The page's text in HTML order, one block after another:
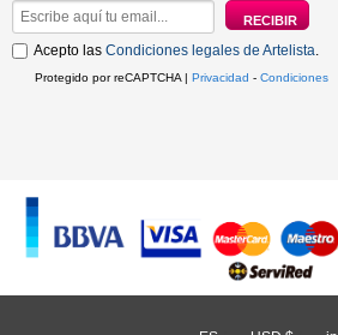
Acepto las Condiciones legales de Artelista.
Protegido por reCAPTCHA | Privacidad - Condiciones